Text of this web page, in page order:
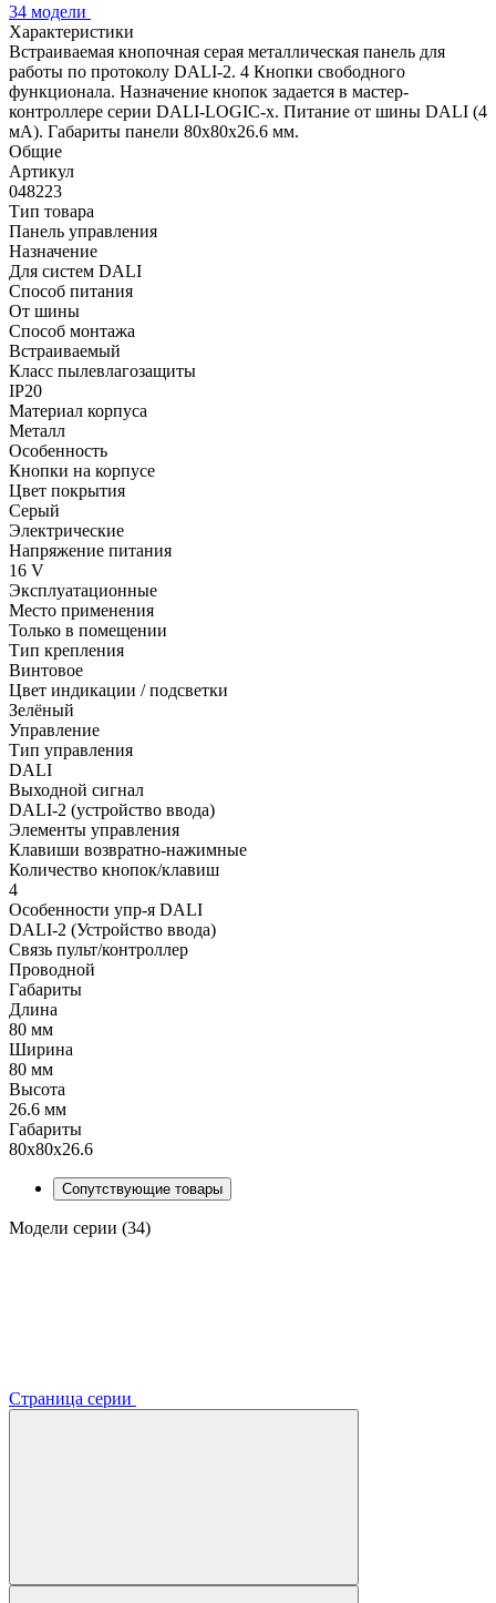
34 модели
Характеристики
Встраиваемая кнопочная серая металлическая панель для
работы по протоколу DALI-2. 4 Кнопки свободного
функционала. Назначение кнопок задается в мастер-
контроллере серии DALI-LOGIC-x. Питание от шины DALI (4
мА). Габариты панели 80x80x26.6 мм.
Общие
Артикул
048223
Тип товара
Панель управления
Назначение
Для систем DALI
Способ питания
От шины
Способ монтажа
Встраиваемый
Класс пылевлагозащиты
IP20
Материал корпуса
Металл
Особенность
Кнопки на корпусе
Цвет покрытия
Серый
Электрические
Напряжение питания
16 V
Эксплуатационные
Место применения
Только в помещении
Тип крепления
Винтовое
Цвет индикации / подсветки
Зелёный
Управление
Тип управления
DALI
Выходной сигнал
DALI-2 (устройство ввода)
Элементы управления
Клавиши возвратно-нажимные
Количество кнопок/клавиш
4
Особенности упр-я DALI
DALI-2 (Устройство ввода)
Связь пульт/контроллер
Проводной
Габариты
Длина
80 мм
Ширина
80 мм
Высота
26.6 мм
Габариты
80x80x26.6
Сопутствующие товары
Модели серии (34)
Страница серии